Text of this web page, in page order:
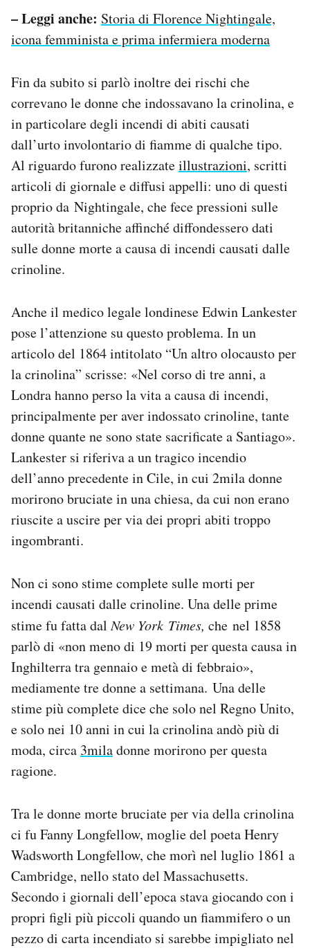
– Leggi anche: Storia di Florence Nightingale,
icona femminista e prima infermiera moderna
Fin da subito si parlò inoltre dei rischi che
correvano le donne che indossavano la crinolina, e
in particolare degli incendi di abiti causati
dall’urto involontario di fiamme di qualche tipo.
Al riguardo furono realizzateillustrazioni, scritti
articoli di giornale e diffusi appelli: uno di questi
proprio da Nightingale, che fece pressioni sulle
autorità britanniche affinché diffondessero dati
sulle donne morte a causa di incendi causati dalle
crinoline.
Anche il medico legale londinese Edwin Lankester
pose l’attenzione su questo problema. In un
articolo del 1864 intitolato “Un altro olocausto per
la crinolina” scrisse: «Nel corso di tre anni, a
Londra hanno perso la vita a causa di incendi,
principalmente per aver indossato crinoline, tante
donne quante ne sono state sacrificate a Santiago».
Lankester si riferiva a un tragico incendio
dell’anno precedente in Cile, in cui 2mila donne
morirono bruciate in una chiesa, da cui non erano
riuscite a uscire per via dei propri abiti troppo
ingombranti.
Non ci sono stime complete sulle morti per
incendi causati dalle crinoline. Una delle prime
stime fu fatta dalNew York Times, che nel 1858
parlò di «non meno di 19 morti per questa causa in
Inghilterra tra gennaio e metà di febbraio»,
mediamente tre donne a settimana. Una delle
stime più complete dice che solo nel Regno Unito,
e solo nei 10 anni in cui la crinolina andò più di
moda, circa 3miladonne morirono per questa
ragione.
Tra le donne morte bruciate per via della crinolina
ci fu Fanny Longfellow, moglie del poeta Henry
Wadsworth Longfellow, che morì nel luglio 1861 a
Cambridge, nello stato del Massachusetts.
Secondo i giornali dell’epoca stava giocando con i
propri figli più piccoli quando un fiammifero o un
pezzo di carta incendiato si sarebbe impigliato nel